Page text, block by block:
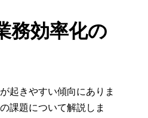
務効率化の
起きやすい傾向にありま
課題について解説しま